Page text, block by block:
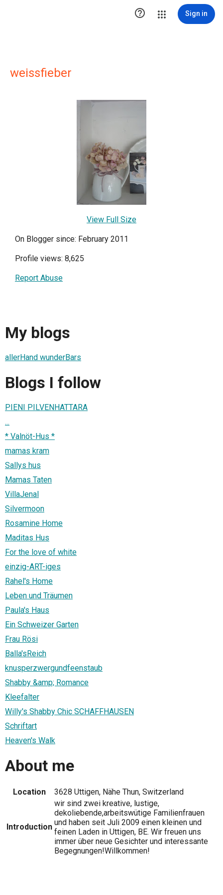
 Sign in
weissfieber
View Full Size
On Blogger since: February 2011
Profile views: 8,625
Report Abuse
My blogs
allerHand wunderBars
Blogs I follow
PIENI PILVENHATTARA
...
* Valnöt-Hus *
mamas kram
Sallys hus
Mamas Taten
VillaJenal
Silvermoon
Rosamine Home
Maditas Hus
For the love of white
einzig-ART-iges
Rahel's Home
Leben und Träumen
Paula's Haus
Ein Schweizer Garten
Frau Rösi
Balla'sReich
knusperzwergundfeenstaub
Shabby &amp; Romance
Kleefalter
Willy's Shabby Chic SCHAFFHAUSEN
Schriftart
Heaven's Walk
About me
Location 3628 Uttigen, Nähe Thun, Switzerland
Introduction
wir sind zwei kreative, lustige,
dekoliebende,arbeitswütige Familienfrauen
und haben seit Juli 2009 einen kleinen und
feinen Laden in Uttigen, BE. Wir freuen uns
immer über neue Gesichter und interessante
Begegnungen!Willkommen!